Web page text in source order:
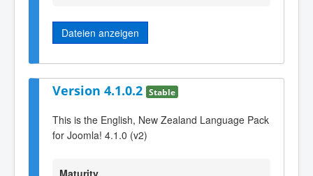
Dateien anzeigen
Version 4.1.0.2 Stable
This is the English, New Zealand Language Pack
for Joomla! 4.1.0 (v2)
Maturity